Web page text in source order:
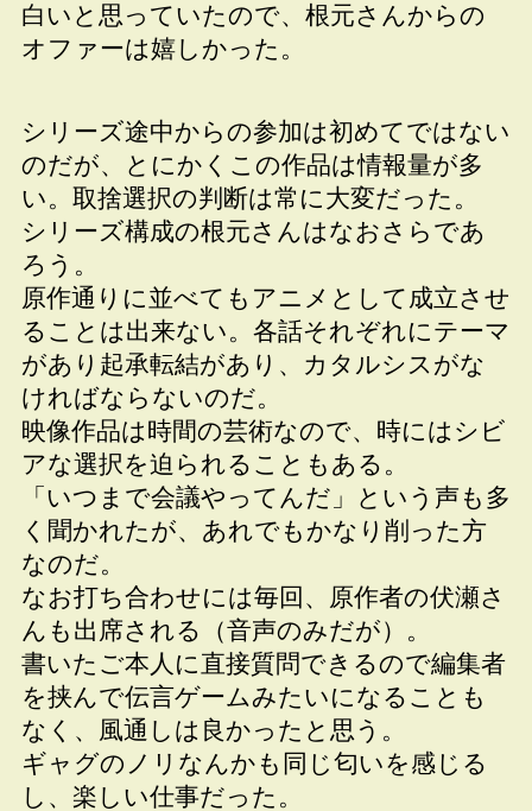
白いと思っていたので、根元さんからの
オファーは嬉しかった。
シリーズ途中からの参加は初めてではない
のだが、とにかくこの作品は情報量が多
い。取捨選択の判断は常に大変だった。
シリーズ構成の根元さんはなおさらであ
ろう。
原作通りに並べてもアニメとして成立させ
ることは出来ない。各話それぞれにテーマ
があり起承転結があり、カタルシスがな
ければならないのだ。
映像作品は時間の芸術なので、時にはシビ
アな選択を迫られることもある。
「いつまで会議やってんだ」という声も多
く聞かれたが、あれでもかなり削った方
なのだ。
なお打ち合わせには毎回、原作者の伏瀬さ
んも出席される（音声のみだが）。
書いたご本人に直接質問できるので編集者
を挟んで伝言ゲームみたいになることも
なく、風通しは良かったと思う。
ギャグのノリなんかも同じ匂いを感じる
し、楽しい仕事だった。